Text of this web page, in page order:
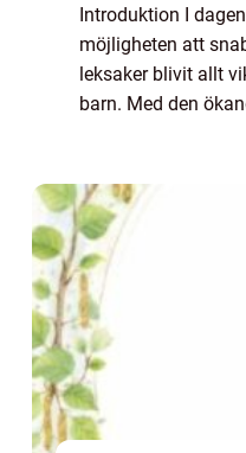
Introduktion I
möjligheten att
leksaker blivit allt
barn. Med den